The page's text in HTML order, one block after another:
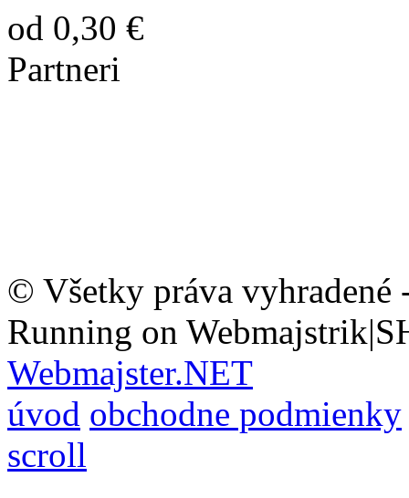
od 0,30 €
Partneri
© Všetky práva vyhradené
Running on
Webmajster.NET
úvod obchodne podmienky
scroll